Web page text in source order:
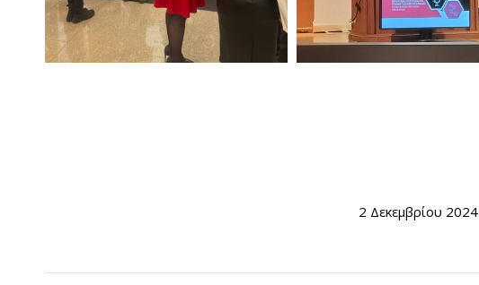
2 Δεκεμβρίου 2024